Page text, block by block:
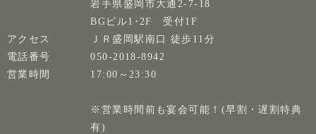
岩手県盛岡市大通2-7-18
BGビル1･2F 受付1F
アクセス
ＪＲ盛岡駅南口 徒歩11分
電話番号
050-2018-8942
営業時間
17:00～23:30
※営業時間前も宴会可能！(早割・遅割特典
有)